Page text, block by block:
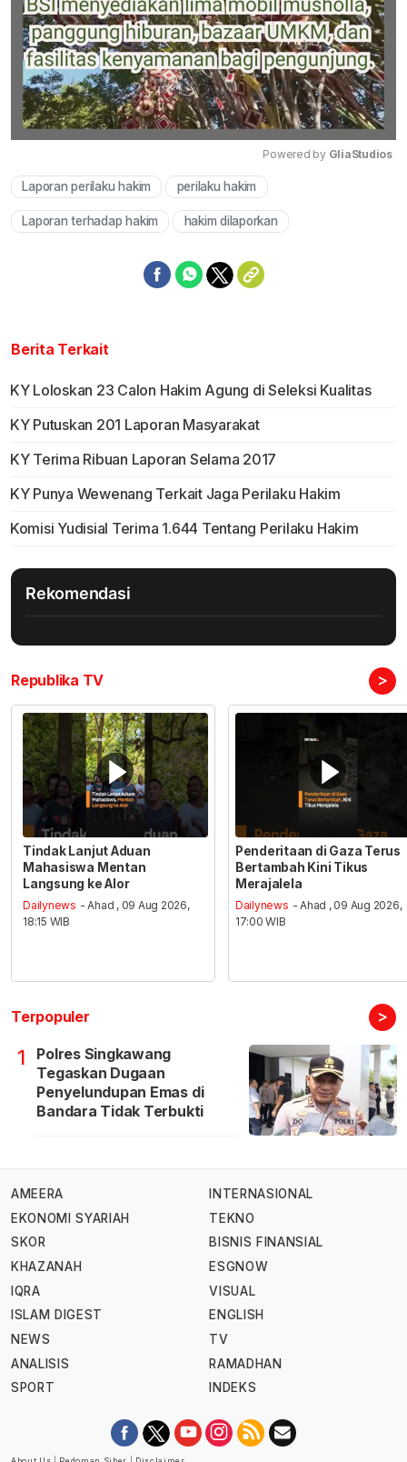
Powered by GliaStudios
Laporan perilaku hakim perilaku hakim
Laporan terhadap hakim hakim dilaporkan
Berita Terkait
KY Loloskan 23 Calon Hakim Agung di Seleksi Kualitas
KY Putuskan 201 Laporan Masyarakat
KY Terima Ribuan Laporan Selama 2017
KY Punya Wewenang Terkait Jaga Perilaku Hakim
Komisi Yudisial Terima 1.644 Tentang Perilaku Hakim
Rekomendasi
Republika TV >
Tindak Lanjut Aduan
Mahasiswa Mentan
Langsung ke Alor
Dailynews - Ahad , 09 Aug 2026,
18:15 WIB
Penderitaan di Gaza Terus
Bertambah Kini Tikus
Merajalela
Dailynews - Ahad , 09 Aug 2026,
17:00 WIB
Terpopuler >
1
Polres Singkawang
Tegaskan Dugaan
Penyelundupan Emas di
Bandara Tidak Terbukti
AMEERA
EKONOMI SYARIAH
SKOR
KHAZANAH
IQRA
ISLAM DIGEST
NEWS
ANALISIS
SPORT
INTERNASIONAL
TEKNO
BISNIS FINANSIAL
ESGNOW
VISUAL
ENGLISH
TV
RAMADHAN
INDEKS